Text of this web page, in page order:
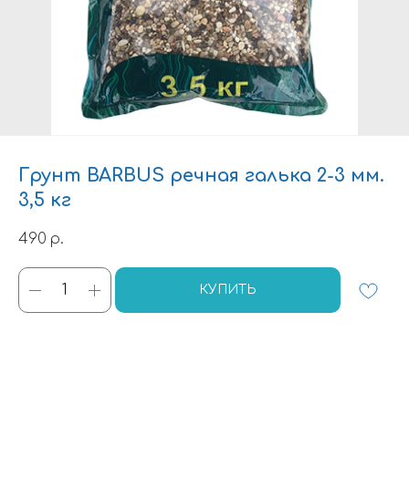
Грунт BARBUS речная галька 2-3 мм.
3,5 кг
490 р.
КУПИТЬ